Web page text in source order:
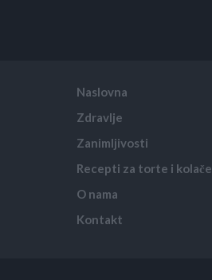
Naslovna
Zdravlje
Zanimljivosti
Recepti za torte i kolače
O nama
Kontakt